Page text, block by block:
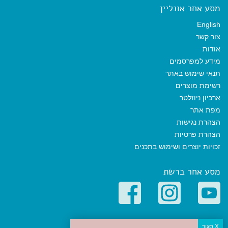
מסע אחר אונליין
English
צור קשר
אודות
מידע למפרסמים
תנאי שימוש באתר
רשימת מוצרים
ארכיון ניוזלטר
מפת אתר
הצהרת נגישות
הצהרת פרטיות
זכויות יוצרים ושימוש בתכנים
מסע אחר ברשת
קטגוריות פופולריות